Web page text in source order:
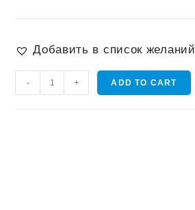
Добавить в список желаний
на
- + ADD TO CART